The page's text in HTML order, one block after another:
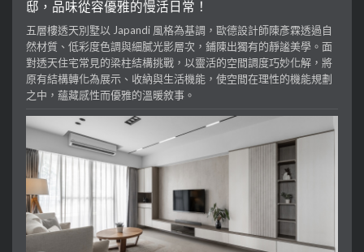
邸，品味從容優雅的慢活日常！
五層樓透天別墅以 Japandi 風格為基調，歐德設計師陳彥霖透過自
然材質、低彩度色調與細膩光影層次，鋪陳出獨有的靜謐美學。面
對透天住宅常見的梁柱結構挑戰，以靈活的空間調度巧妙化解，將
原有結構轉化為展示、收納與生活機能，使空間在理性的機能規劃
之中，蘊藏感性而優雅的溫暖敘事。